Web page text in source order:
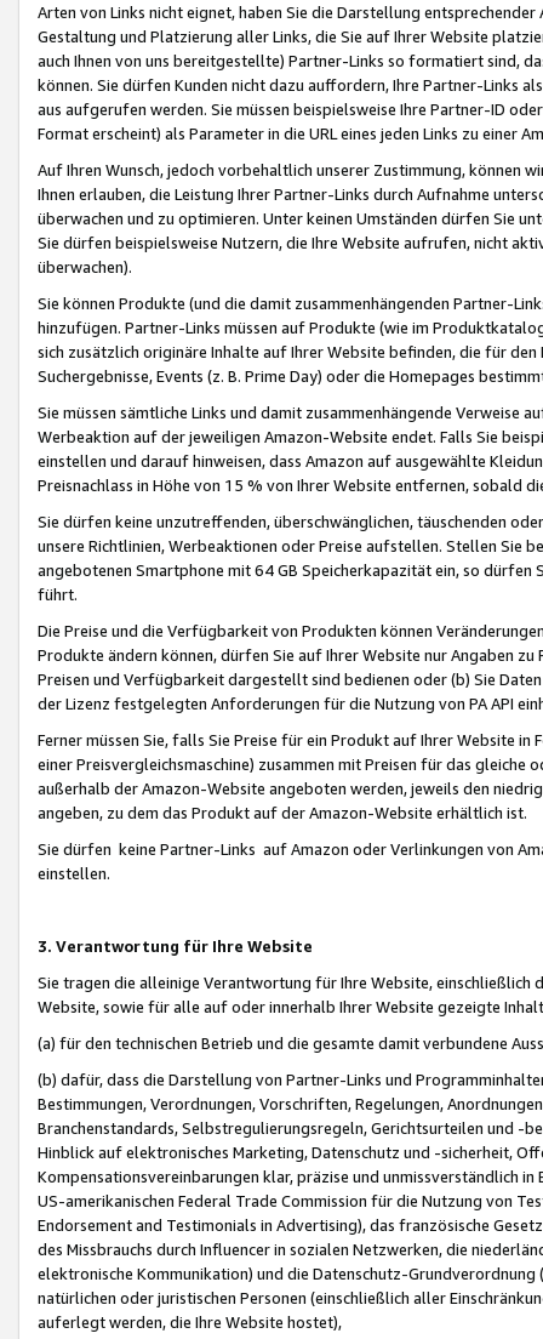
Arten von Links nicht eignet, haben Sie die Darstellung
Gestaltung und Platzierung aller Links, die Sie auf Ihrer Website
auch Ihnen von uns bereitgestellte) Partner-Links so formatiert sind,
können. Sie dürfen Kunden nicht dazu auffordern, Ihre Partner-Links
aus aufgerufen werden. Sie müssen beispielsweise Ihre Partner-ID
Format erscheint) als Parameter in die URL eines jeden Links zu einer
Auf Ihren Wunsch, jedoch vorbehaltlich unserer Zustimmung, können
Ihnen erlauben, die Leistung Ihrer Partner-Links durch Aufnahme
überwachen und zu optimieren. Unter keinen Umständen dürfen Sie
Sie dürfen beispielsweise Nutzern, die Ihre Website aufrufen, nicht
überwachen).
Sie können Produkte (und die damit zusammenhängenden Partner-
hinzufügen. Partner-Links müssen auf Produkte (wie im
sich zusätzlich originäre Inhalte auf Ihrer Website befinden, die für
Suchergebnisse, Events (z. B. Prime Day) oder die Homepages
Sie müssen sämtliche Links und damit zusammenhängende
Werbeaktion auf der jeweiligen Amazon-Website endet. Falls Sie
einstellen und darauf hinweisen, dass Amazon auf ausgewählte
Preisnachlass in Höhe von 15 % von Ihrer Website entfernen, sobald
Sie dürfen keine unzutreffenden, überschwänglichen, täuschenden
unsere Richtlinien, Werbeaktionen oder Preise aufstellen. Stellen Sie
angebotenen Smartphone mit 64 GB Speicherkapazität ein, so dürfen
führt.
Die Preise und die Verfügbarkeit von Produkten können
Produkte ändern können, dürfen Sie auf Ihrer Website nur Angaben
Preisen und Verfügbarkeit dargestellt sind bedienen oder (b) Sie
der Lizenz festgelegten Anforderungen für die Nutzung von PA API
Ferner müssen Sie, falls Sie Preise für ein Produkt auf Ihrer Website
einer Preisvergleichsmaschine) zusammen mit Preisen für das
außerhalb der Amazon-Website angeboten werden, jeweils den
angeben, zu dem das Produkt auf der Amazon-Website erhältlich ist.
Sie dürfen keine Partner-Links auf Amazon oder Verlinkungen von
einstellen.
3. Verantwortung für Ihre Website
Sie tragen die alleinige Verantwortung für Ihre Website,
Website, sowie für alle auf oder innerhalb Ihrer Website gezeigte
(a) für den technischen Betrieb und die gesamte damit verbundene
(b) dafür, dass die Darstellung von Partner-Links und
Bestimmungen, Verordnungen, Vorschriften, Regelungen,
Branchenstandards, Selbstregulierungsregeln, Gerichtsurteilen und -
Hinblick auf elektronisches Marketing, Datenschutz und -sicherheit,
Kompensationsvereinbarungen klar, präzise und unmissverständlich
US-amerikanischen Federal Trade Commission für die Nutzung von
Endorsement and Testimonials in Advertising), das französische
des Missbrauchs durch Influencer in sozialen Netzwerken, die
elektronische Kommunikation) und die Datenschutz-
natürlichen oder juristischen Personen (einschließlich aller
auferlegt werden, die Ihre Website hostet),